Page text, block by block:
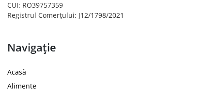
CUI: RO39757359
Registrul Comerțului: J12/1798/2021
Navigație
Acasă
Alimente